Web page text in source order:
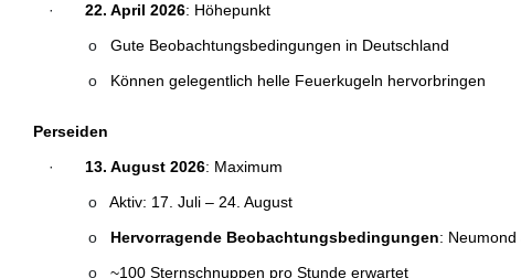
·
22. April 2026: Höhepunkt
o
Gute Beobachtungsbedingungen in Deutschland
o
Können gelegentlich helle Feuerkugeln hervorbringen
Perseiden
·
13. August 2026: Maximum
o
Aktiv: 17. Juli – 24. August
o
Hervorragende Beobachtungsbedingungen: Neumond
o
~100 Sternschnuppen pro Stunde erwartet